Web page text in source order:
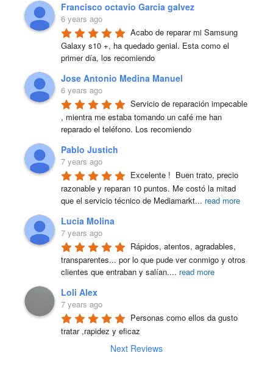
Francisco octavio Garcia galvez
6 years ago
Acabo de reparar mi Samsung
Galaxy s10 +, ha quedado genial. Esta como el
primer día, los recomiendo
Jose Antonio Medina Manuel
6 years ago
Servicio de reparación impecable
, mientra me estaba tomando un café me han
reparado el teléfono. Los recomiendo
Pablo Justich
7 years ago
Excelente !  Buen trato, precio
razonable y reparan 10 puntos. Me costó la mitad
que el servicio técnico de Mediamarkt... read more
Lucia Molina
7 years ago
Rápidos, atentos, agradables,
transparentes... por lo que pude ver conmigo y otros
clientes que entraban y salían.... read more
Loli Alex
7 years ago
Personas como ellos da gusto
tratar ,rapidez y eficaz
Next Reviews